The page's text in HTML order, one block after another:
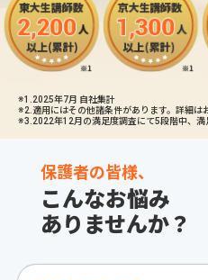
※1.2025年7月 自社集計
※2.適用にはその他諸条件があります。詳細は
※3.2022年12月の満足度調査にて5段階中、満
保護者の皆様、
こんなお悩み
ありませんか？